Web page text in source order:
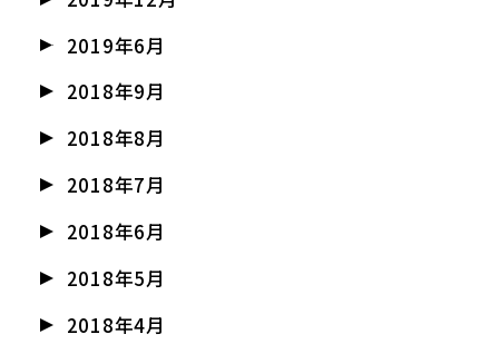
2019年6月
2018年9月
2018年8月
2018年7月
2018年6月
2018年5月
2018年4月